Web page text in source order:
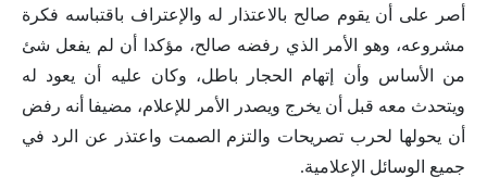
أصر على أن يقوم صالح بالاعتذار له والإعتراف باقتباسه فكرة
مشروعه، وهو الأمر الذي رفضه صالح، مؤكدا أن لم يفعل شئ
من الأساس وأن إتهام الحجار باطل، وكان عليه أن يعود له
ويتحدث معه قبل أن يخرج ويصدر الأمر للإعلام، مضيفا أنه رفض
أن يحولها لحرب تصريحات والتزم الصمت واعتذر عن الرد في
جميع الوسائل الإعلامية.